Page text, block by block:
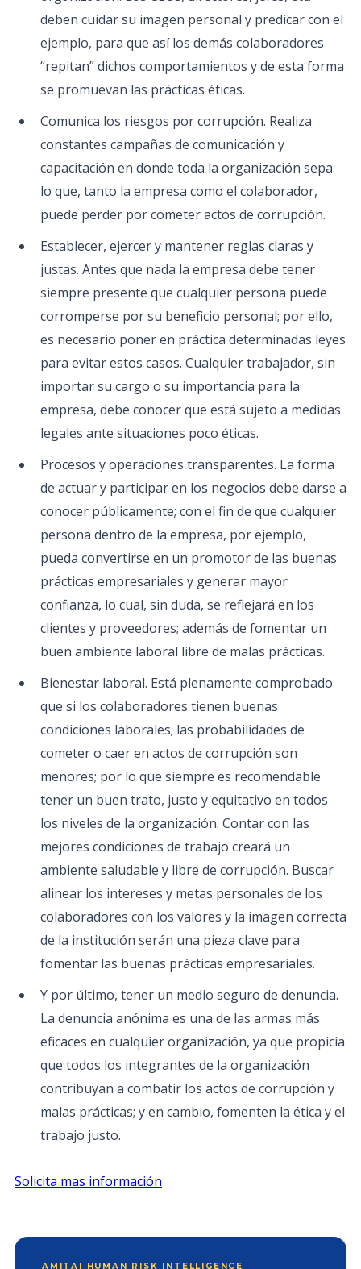
deben cuidar su imagen personal y predicar con el
ejemplo, para que así los demás colaboradores
“repitan” dichos comportamientos y de esta forma
se promuevan las prácticas éticas.
Comunica los riesgos por corrupción. Realiza
constantes campañas de comunicación y
capacitación en donde toda la organización sepa
lo que, tanto la empresa como el colaborador,
puede perder por cometer actos de corrupción.
Establecer, ejercer y mantener reglas claras y
justas. Antes que nada la empresa debe tener
siempre presente que cualquier persona puede
corromperse por su beneficio personal; por ello,
es necesario poner en práctica determinadas leyes
para evitar estos casos. Cualquier trabajador, sin
importar su cargo o su importancia para la
empresa, debe conocer que está sujeto a medidas
legales ante situaciones poco éticas.
Procesos y operaciones transparentes. La forma
de actuar y participar en los negocios debe darse a
conocer públicamente; con el fin de que cualquier
persona dentro de la empresa, por ejemplo,
pueda convertirse en un promotor de las buenas
prácticas empresariales y generar mayor
confianza, lo cual, sin duda, se reflejará en los
clientes y proveedores; además de fomentar un
buen ambiente laboral libre de malas prácticas.
Bienestar laboral. Está plenamente comprobado
que si los colaboradores tienen buenas
condiciones laborales; las probabilidades de
cometer o caer en actos de corrupción son
menores; por lo que siempre es recomendable
tener un buen trato, justo y equitativo en todos
los niveles de la organización. Contar con las
mejores condiciones de trabajo creará un
ambiente saludable y libre de corrupción. Buscar
alinear los intereses y metas personales de los
colaboradores con los valores y la imagen correcta
de la institución serán una pieza clave para
fomentar las buenas prácticas empresariales.
Y por último, tener un medio seguro de denuncia.
La denuncia anónima es una de las armas más
eficaces en cualquier organización, ya que propicia
que todos los integrantes de la organización
contribuyan a combatir los actos de corrupción y
malas prácticas; y en cambio, fomenten la ética y el
trabajo justo.
Solicita mas información
AMITAI HUMAN RISK INTELLIGENCE